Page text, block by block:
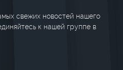
свежих новостей нашего
к нашей группе в